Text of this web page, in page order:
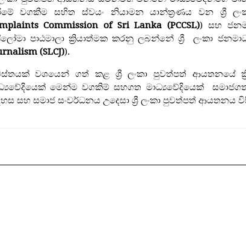
වගකීම සහිත ස්වයං නියාමන යාන්ත්‍රණය වන ශ්‍රී
Commission of Sri Lanka (PCCSL)) සහ
පාඨමාලා ක්‍රියාත්මක කරනු ලබන්නේ ශ්‍රී ලංකා
(SLCJ)).
වශයෙන් ගත් කළ ශ්‍රී ලංකා පුවත්පත් ආයතනයේ
මෙන්ම වගකිම් සහගත මාධ්‍යවේදියෙක්
සහ සමාජ සංවර්ධනය උදෙසා ශ්‍රී ලංකා පුවත්පත් ආයතනය